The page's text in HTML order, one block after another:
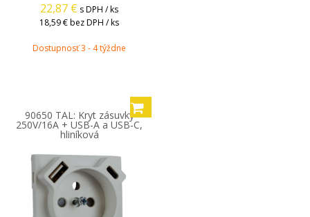
22,87 € s DPH / ks
18,59 €bez DPH / ks
Dostupnosť 3 - 4 týždne
90650 TAL: Kryt zásuvky
250V/16A + USB-A a USB-C,
hliníková